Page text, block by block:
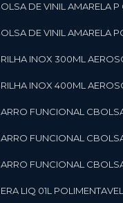
BOLSA DE VINIL AMARELA
BOLSA DE VINIL AMARELA
BRILHA INOX 300ML
BRILHA INOX 400ML
CARRO FUNCIONAL
CARRO FUNCIONAL
CARRO FUNCIONAL
CERA LIQ 01L